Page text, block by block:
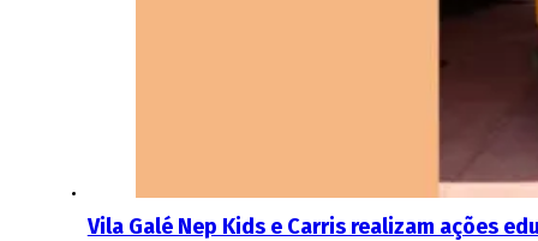
Vila Galé Nep Kids e Carris realizam ações